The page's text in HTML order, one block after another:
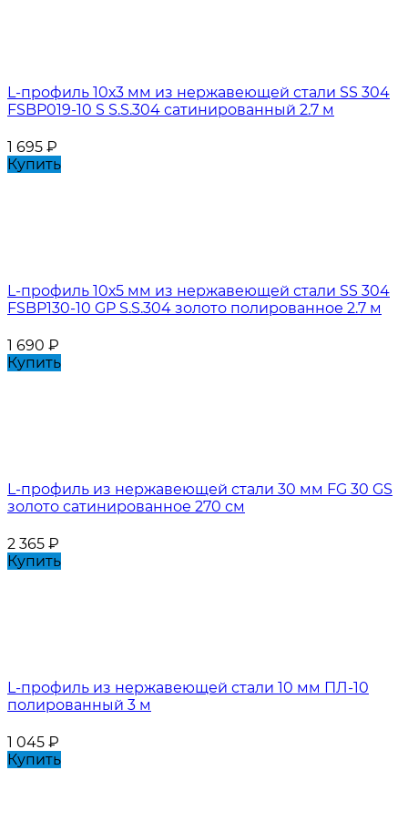
L-профиль 10х3 мм из нержавеющей стали SS 304
FSBP019-10 S S.S.304 сатинированный 2.7 м
1 695 ₽
Купить
L-профиль 10х5 мм из нержавеющей стали SS 304
FSBP130-10 GP S.S.304 золото полированное 2.7 м
1 690 ₽
Купить
L-профиль из нержавеющей стали 30 мм FG 30 GS
золото сатинированное 270 см
2 365 ₽
Купить
L-профиль из нержавеющей стали 10 мм ПЛ-10
полированный 3 м
1 045 ₽
Купить